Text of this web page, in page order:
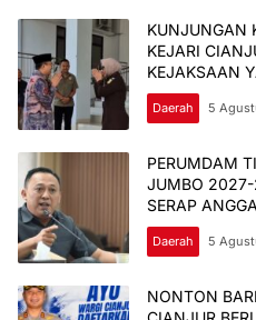
KUNJUNGAN
KEJARI
KEJAKSAAN
Daerah 5
PERUMDAM
JUMBO 2027-
SERAP
Daerah 5
NONTON